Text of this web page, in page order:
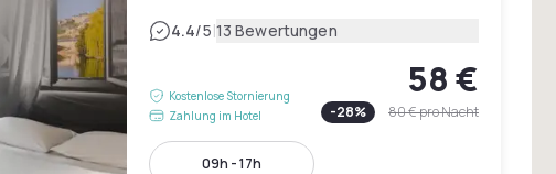
4.4/5|13 Bewertungen
Kostenlose Stornierung
Zahlung im Hotel
58 €
-28% 80 €pro Nacht
09h - 17h